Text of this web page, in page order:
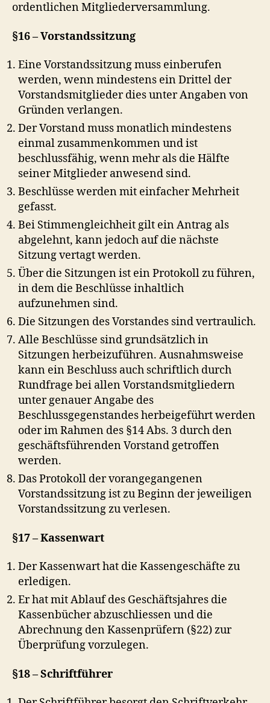
ordentlichen Mitgliederversammlung.
§16 – Vorstandssitzung
Eine Vorstandssitzung muss einberufen
werden, wenn mindestens ein Drittel der
Vorstandsmitglieder dies unter Angaben von
Gründen verlangen.
Der Vorstand muss monatlich mindestens
einmal zusammenkommen und ist
beschlussfähig, wenn mehr als die Hälfte
seiner Mitglieder anwesend sind.
Beschlüsse werden mit einfacher Mehrheit
gefasst.
Bei Stimmengleichheit gilt ein Antrag als
abgelehnt, kann jedoch auf die nächste
Sitzung vertagt werden.
Über die Sitzungen ist ein Protokoll zu führen,
in dem die Beschlüsse inhaltlich
aufzunehmen sind.
Die Sitzungen des Vorstandes sind vertraulich.
Alle Beschlüsse sind grundsätzlich in
Sitzungen herbeizuführen. Ausnahmsweise
kann ein Beschluss auch schriftlich durch
Rundfrage bei allen Vorstandsmitgliedern
unter genauer Angabe des
Beschlussgegenstandes herbeigeführt werden
oder im Rahmen des §14 Abs. 3 durch den
geschäftsführenden Vorstand getroffen
werden.
Das Protokoll der vorangegangenen
Vorstandssitzung ist zu Beginn der jeweiligen
Vorstandssitzung zu verlesen.
§17 – Kassenwart
Der Kassenwart hat die Kassengeschäfte zu
erledigen.
Er hat mit Ablauf des Geschäftsjahres die
Kassenbücher abzuschliessen und die
Abrechnung den Kassenprüfern (§22) zur
Überprüfung vorzulegen.
§18 – Schriftführer